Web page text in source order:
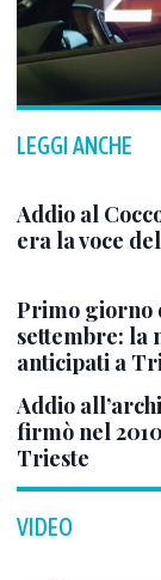
LEGGI ANCHE
Addio al
era la voce
Primo giorno
settembre: la
anticipati a
Addio
firmò nel
Trieste
VIDEO